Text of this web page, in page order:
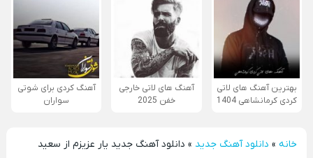
بهترین آهنگ های لاتی
کردی کرمانشاهی 1404
آهنگ های لاتی خارجی
خفن 2025
آهنگ کردی برای شوتی
سواران
خانه» دانلود آهنگ جدید » دانلود آهنگ جدید یار عزیزم از سعید